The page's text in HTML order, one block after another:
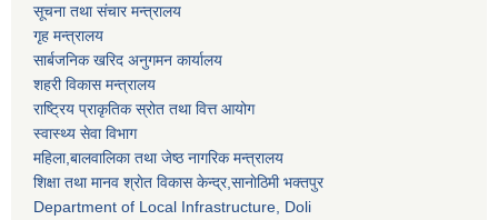
सूचना तथा संचार मन्त्रालय
गृह मन्त्रालय
सार्बजनिक खरिद अनुगमन कार्यालय
शहरी विकास मन्त्रालय
राष्ट्रिय प्राकृतिक स्रोत तथा वित्त आयोग
स्वास्थ्य सेवा विभाग
महिला,बालवालिका तथा जेष्ठ नागरिक मन्त्रालय
शिक्षा तथा मानव श्राेत विकास केन्द्र,सानाेठिमी भक्तपुर
Department of Local Infrastructure, Doli